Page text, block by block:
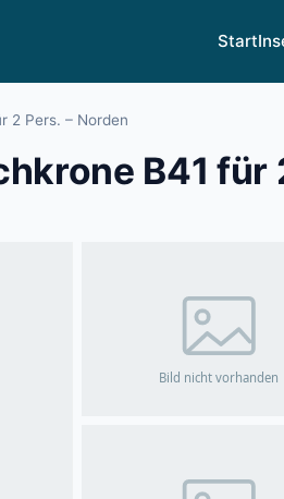
Start
2 Pers. – Norden
B41 für